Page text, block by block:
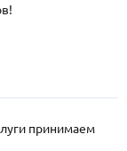
принимаем